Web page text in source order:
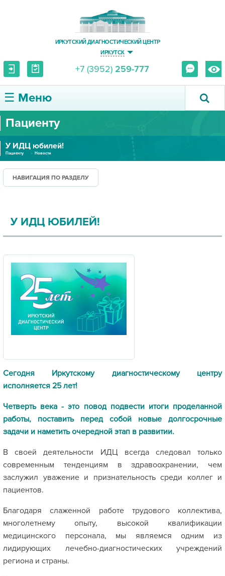
ИРКУТСКИЙ ДИАГНОСТИЧЕСКИЙ ЦЕНТР
ИРКУТСК
+7 (3952) 259-777
☰ Меню
О ЦЕНТРЕ
УСЛУГИ И ЦЕНЫ
ПАЦИЕНТУ
ПРАВОВАЯ ИНФОРМАЦИЯ
Пациенту
У ИДЦ юбилей!
Пациенту Новости
НАВИГАЦИЯ ПО РАЗДЕЛУ
У ИДЦ ЮБИЛЕЙ!
Сегодня Иркутскому диагностическому центру
исполняется 25 лет!
Четверть века - это повод подвести итоги проделанной
работы, поставить перед собой новые долгосрочные
задачи и наметить очередной этап в развитии.
В своей деятельности ИДЦ всегда следовал только
современным тенденциям в здравоохранении, чем
заслужил уважение и признательность среди коллег и
пациентов.
Благодаря слаженной работе трудового коллектива,
многолетнему опыту, высокой квалификации
медицинского персонала, мы являемся одним из
лидирующих лечебно-диагностических учреждений
региона и страны.